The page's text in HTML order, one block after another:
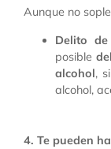
Aunque no
Delito de
posible
alcohol,
alcohol,
4. Te pueden